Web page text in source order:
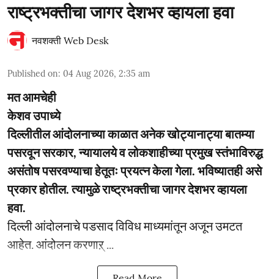
राष्ट्रभक्तीचा जागर देशभर व्हायला हवा
नवशक्ती Web Desk
Published on: 04 Aug 2026, 2:35 am
मत आमचेही
केशव उपाध्ये
दिल्लीतील आंदोलनाच्या काळात अनेक खोट्यानाट्या बातम्या
पसरवून सरकार, न्यायालये व लोकशाहीच्या प्रमुख स्तंभाविरुद्ध
असंतोष पसरवण्याचा हेतूतः प्रयत्न केला गेला. भविष्यातही असे
प्रकार होतील. त्यामुळे राष्ट्रभक्तीचा जागर देशभर व्हायला
हवा.
दिल्ली आंदोलनाचे पडसाद विविध माध्यमांतून अजून उमटत
आहेत. आंदोलन करणाऱ् ...